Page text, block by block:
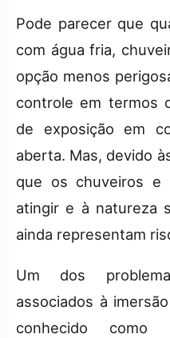
Pode parecer que
com água fria,
opção menos
controle em termos
de exposição em
aberta. Mas, devido
que os chuveiros e
atingir e à natureza
ainda representam
Um dos
associados à
conhecido